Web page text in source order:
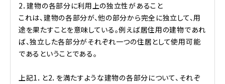
2．建物の各部分に利用上の独立性があること
これは、建物の各部分が、他の部分から完全に独立して、用
途を果たすことを意味している。例えば居住用の建物であれ
ば、独立した各部分がそれぞれ一つの住居として使用可能
であるということである。
上記1．と2．を満たすような建物の各部分について、それぞ